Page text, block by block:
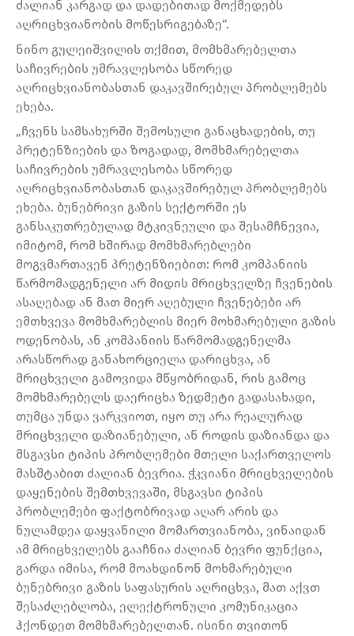
ძალიან კარგად და დადებითად მოქმედებს
აღრიცხვიანობის მოწესრიგებაზე“.
ნინო გულეიშვილის თქმით, მომხმარებელთა
საჩივრების უმრავლესობა სწორედ
აღრიცხვიანობასთან დაკავშირებულ პრობლემებს
ეხება.
„ჩვენს სამსახურში შემოსული განაცხადების, თუ
პრეტენზიების და ზოგადად, მომხმარებელთა
საჩივრების უმრავლესობა სწორედ
აღრიცხვიანობასთან დაკავშირებულ პრობლემებს
ეხება. ბუნებრივი გაზის სექტორში ეს
განსაკუთრებულად მტკივნეული და შესამჩნევია,
იმიტომ, რომ ხშირად მომხმარებლები
მოგვმართავენ პრეტენზიებით: რომ კომპანიის
წარმომადგენელი არ მიდის მრიცხველზე ჩვენების
ასაღებად ან მათ მიერ აღებული ჩვენებები არ
ემთხვევა მომხმარებლის მიერ მოხმარებული გაზის
ოდენობას, ან კომპანიის წარმომადგენელმა
არასწორად განახორციელა დარიცხვა, ან
მრიცხველი გამოვიდა მწყობრიდან, რის გამოც
მომხმარებელს დაერიცხა ზედმეტი გადასახადი,
თუმცა უნდა ვარკვიოთ, იყო თუ არა რეალურად
მრიცხველი დაზიანებული, ან როდის დაზიანდა და
მსგავსი ტიპის პრობლემები მთელი საქართველოს
მასშტაბით ძალიან ბევრია. ჭკვიანი მრიცხველების
დაყენების შემთხვევაში, მსგავსი ტიპის
პრობლემები ფაქტობრივად აღარ არის და
ნულამდეა დაყვანილი მომართვიანობა, ვინაიდან
ამ მრიცხველებს გააჩნია ძალიან ბევრი ფუნქცია,
გარდა იმისა, რომ მოახდინონ მოხმარებული
ბუნებრივი გაზის საფასურის აღრიცხვა, მათ აქვთ
შესაძლებლობა, ელექტრონული კომუნიკაცია
ჰქონდეთ მომხმარებელთან. ისინი თვითონ